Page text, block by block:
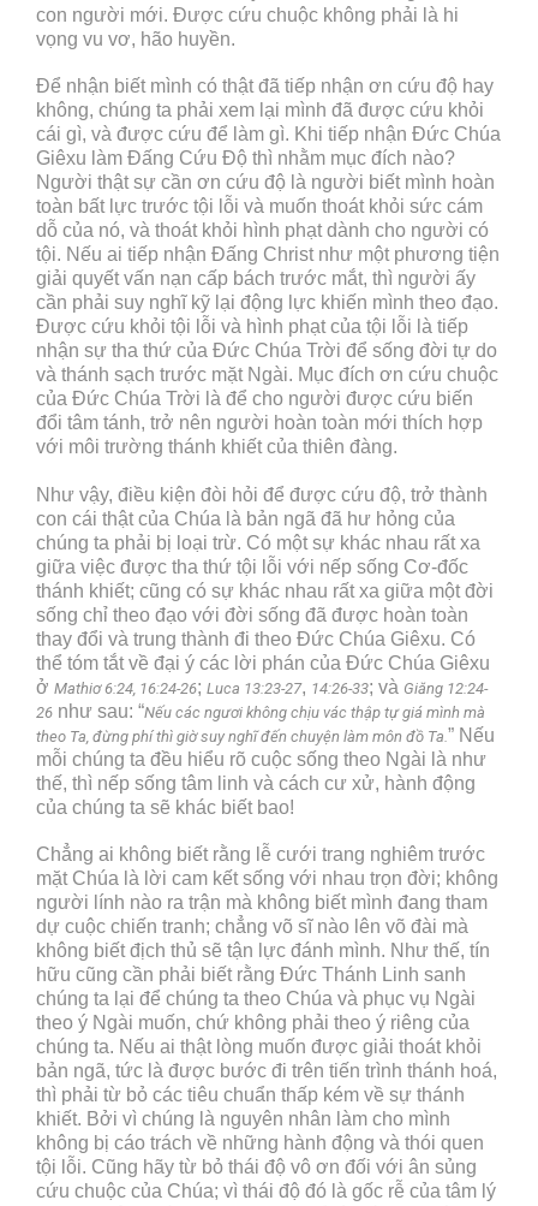
con người mới. Được cứu chuộc không phải là hi
vọng vu vơ, hão huyền.
Để nhận biết mình có thật đã tiếp nhận ơn cứu độ hay
không, chúng ta phải xem lại mình đã được cứu khỏi
cái gì, và được cứu để làm gì. Khi tiếp nhận Đức Chúa
Giêxu làm Đấng Cứu Độ thì nhằm mục đích nào?
Người thật sự cần ơn cứu độ là người biết mình hoàn
toàn bất lực trước tội lỗi và muốn thoát khỏi sức cám
dỗ của nó, và thoát khỏi hình phạt dành cho người có
tội. Nếu ai tiếp nhận Đấng Christ như một phương tiện
giải quyết vấn nạn cấp bách trước mắt, thì người ấy
cần phải suy nghĩ kỹ lại động lực khiến mình theo đạo.
Được cứu khỏi tội lỗi và hình phạt của tội lỗi là tiếp
nhận sự tha thứ của Đức Chúa Trời để sống đời tự do
và thánh sạch trước mặt Ngài. Mục đích ơn cứu chuộc
của Đức Chúa Trời là để cho người được cứu biến
đổi tâm tánh, trở nên người hoàn toàn mới thích hợp
với môi trường thánh khiết của thiên đàng.
Như vậy, điều kiện đòi hỏi để được cứu độ, trở thành
con cái thật của Chúa là bản ngã đã hư hỏng của
chúng ta phải bị loại trừ. Có một sự khác nhau rất xa
giữa việc được tha thứ tội lỗi với nếp sống Cơ-đốc
thánh khiết; cũng có sự khác nhau rất xa giữa một đời
sống chỉ theo đạo với đời sống đã được hoàn toàn
thay đổi và trung thành đi theo Đức Chúa Giêxu. Có
thể tóm tắt về đại ý các lời phán của Đức Chúa Giêxu
ở Mathiơ 6:24, 16:24-26; Luca 13:23-27, 14:26-33; và Giăng 12:24-
26 như sau: “Nếu các ngươi không chịu vác thập tự giá mình mà
theo Ta, đừng phí thì giờ suy nghĩ đến chuyện làm môn đồ Ta. ” Nếu
mỗi chúng ta đều hiểu rõ cuộc sống theo Ngài là như
thế, thì nếp sống tâm linh và cách cư xử, hành động
của chúng ta sẽ khác biết bao!
Chẳng ai không biết rằng lễ cưới trang nghiêm trước
mặt Chúa là lời cam kết sống với nhau trọn đời; không
người lính nào ra trận mà không biết mình đang tham
dự cuộc chiến tranh; chẳng võ sĩ nào lên võ đài mà
không biết địch thủ sẽ tận lực đánh mình. Như thế, tín
hữu cũng cần phải biết rằng Đức Thánh Linh sanh
chúng ta lại để chúng ta theo Chúa và phục vụ Ngài
theo ý Ngài muốn, chứ không phải theo ý riêng của
chúng ta. Nếu ai thật lòng muốn được giải thoát khỏi
bản ngã, tức là được bước đi trên tiến trình thánh hoá,
thì phải từ bỏ các tiêu chuẩn thấp kém về sự thánh
khiết. Bởi vì chúng là nguyên nhân làm cho mình
không bị cáo trách về những hành động và thói quen
tội lỗi. Cũng hãy từ bỏ thái độ vô ơn đối với ân sủng
cứu chuộc của Chúa; vì thái độ đó là gốc rễ của tâm lý